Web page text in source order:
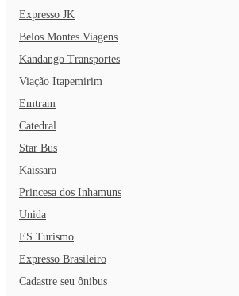
Expresso JK
Belos Montes Viagens
Kandango Transportes
Viação Itapemirim
Emtram
Catedral
Star Bus
Kaissara
Princesa dos Inhamuns
Unida
ES Turismo
Expresso Brasileiro
Cadastre seu ônibus